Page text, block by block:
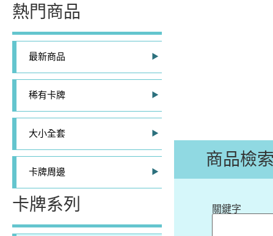
熱門商品
最新商品
稀有卡牌
大小全套
卡牌周邊
卡牌系列
商品檢索
關鍵字